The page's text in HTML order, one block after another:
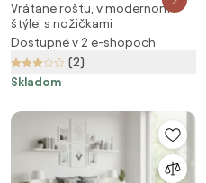
sonoma Rošt: S lamelovým
roštom, Matrac: Bez matraca
Vrátane roštu, v modernom
štýle, s nožičkami
Dostupné v 2 e-shopoch
(2)
Skladom